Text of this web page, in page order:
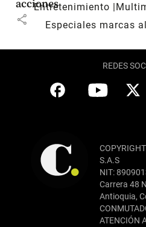
acciones
share
Entretenimiento
Especiales marcas
REDES
S.A.S
NIT:
Carrera 48
Antioquia,
ATENCIÓN